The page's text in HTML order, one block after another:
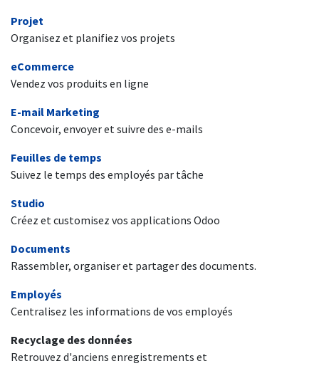
Projet
Organisez et planifiez vos projets
eCommerce
Vendez vos produits en ligne
E-mail Marketing
Concevoir, envoyer et suivre des e-mails
Feuilles de temps
Suivez le temps des employés par tâche
Studio
Créez et customisez vos applications Odoo
Documents
Rassembler, organiser et partager des documents.
Employés
Centralisez les informations de vos employés
Recyclage des données
Retrouvez d'anciens enregistrements et